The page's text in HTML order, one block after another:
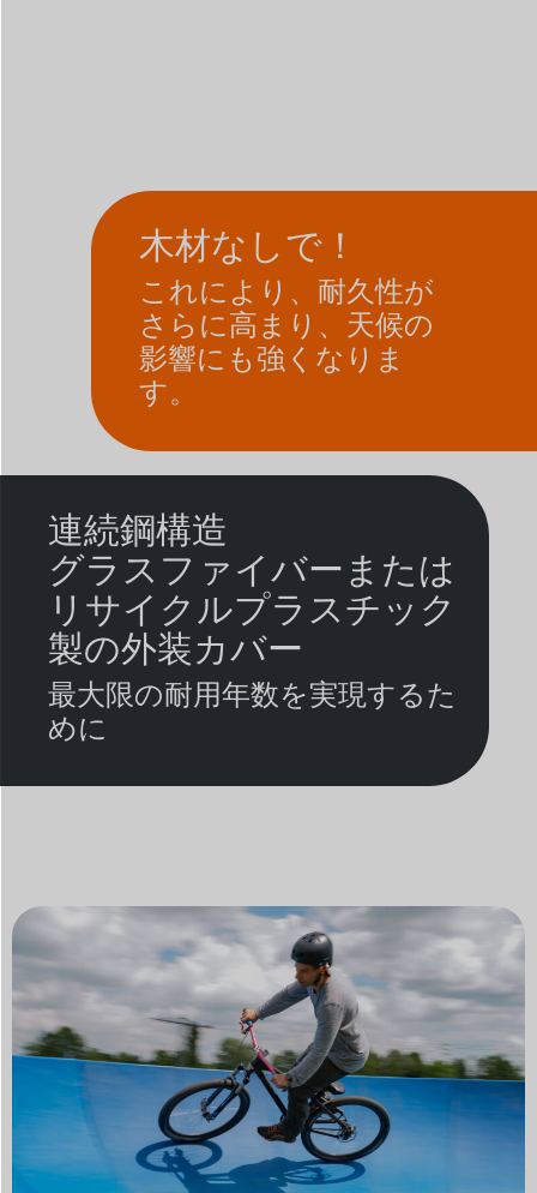
木材なしで！
これにより、耐久性が
さらに高まり、天候の
影響にも強くなりま
す。
連続鋼構造
グラスファイバーまたは
リサイクルプラスチック
製の外装カバー
最大限の耐用年数を実現するた
めに